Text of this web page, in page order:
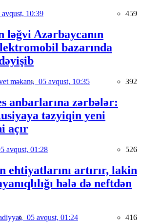
avqust, 10:39 459
ləğvi Azərbaycanın
bazarında
məkanı, 05 avqust, 10:35 392
anbarlarına zərbələr:
təzyiqin yeni
açır
avqust, 01:28 526
ehtiyatlarını artırır, lakin
hələ də neftdən
05 avqust, 01:24 416